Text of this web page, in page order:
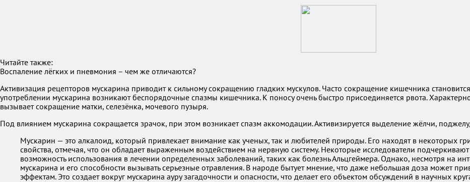
Читайте также:
Воспаление лёгких и пневмония – чем же отличаются?
Активизация рецепторов мускарина приводит к сильному сокращению гладких мускулов. Часто сокращение кишечника
употреблении мускарина возникают беспорядочные спазмы кишечника. К поносу очень быстро присоединяется рвота.
вызывает сокращение матки, селезёнка, мочевого пузыря.
Под влиянием мускарина сокращается зрачок, при этом возникает спазм аккомодации. Активизируется выделение жёлчи,
Мускарин — это алкалоид, который привлекает внимание как ученых, так и любителей природы. Его находят в некоторых
свойства, отмечая, что он обладает выраженным воздействием на нервную систему. Некоторые исследователи
возможность использования в лечении определенных заболеваний, таких как болезнь Альцгеймера. Однако, несмотря на
мускарина и его способности вызывать серьезные отравления. В народе бытует мнение, что даже небольшая доза может
эффектам. Это создает вокруг мускарина ауру загадочности и опасности, что делает его объектом обсуждений в научных